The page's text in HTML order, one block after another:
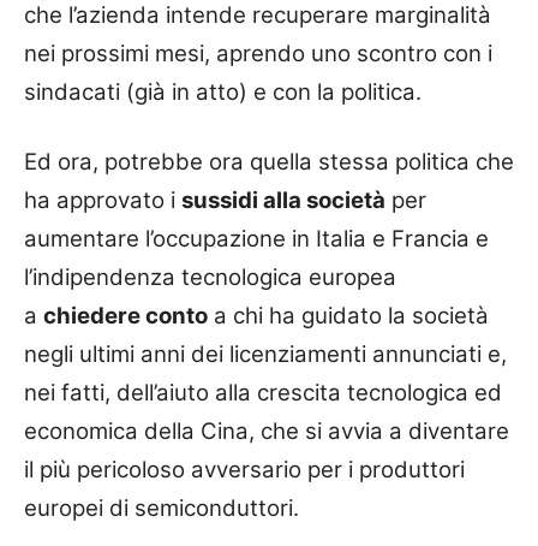
che l’azienda intende recuperare marginalità
nei prossimi mesi, aprendo uno scontro con i
sindacati (già in atto) e con la politica.
Ed ora, potrebbe ora quella stessa politica che
ha approvato i sussidi alla società per
aumentare l’occupazione in Italia e Francia e
l’indipendenza tecnologica europea
a chiedere conto a chi ha guidato la società
negli ultimi anni dei licenziamenti annunciati e,
nei fatti, dell’aiuto alla crescita tecnologica ed
economica della Cina, che si avvia a diventare
il più pericoloso avversario per i produttori
europei di semiconduttori.